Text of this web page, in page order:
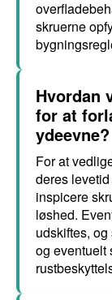
skruerne
Hvordan
for at
ydeevne?
For at
deres
inspicere
løshed.
udskiftes,
og eventuelt